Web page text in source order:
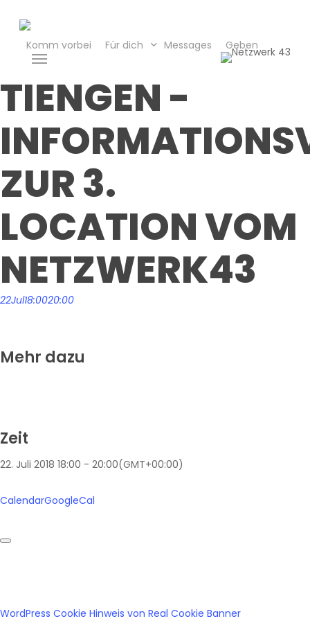
content
Komm vorbei Für dich Messages Geben
Menu
TIENGEN -
ZUR 3.
LOCATION VOM
NETZWERK43
22Jul18:0020:00
Mehr dazu
Zeit
22. Juli 2018 18:00 - 20:00(GMT+00:00)
CalendarGoogleCal
WordPress Cookie Hinweis von Real Cookie Banner